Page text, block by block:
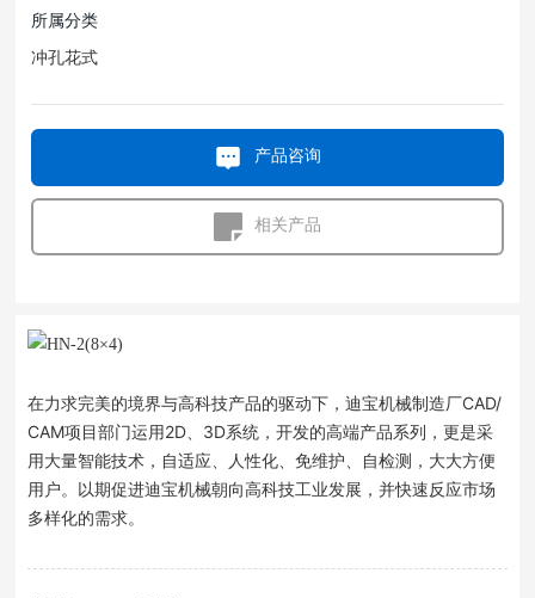
在力求完美的境界与高科技产品的驱动下，迪宝机械制造厂CAD/
CAM项目部门运用2D、3D系统，开发的高端产品系列，更是采
用大量智能技术，自适应、人性化、免维护、自检测，大大方便
用户。以期促进迪宝机械朝向高科技工业发展，并快速反应市场
多样化的需求。
所属分类
冲孔花式
产品咨询
相关产品